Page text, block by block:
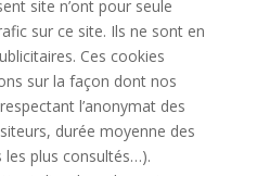
site n’ont pour seule
sur ce site. Ils ne sont en
Ces cookies
sur la façon dont nos
l’anonymat des
durée moyenne des
les plus consultés…).